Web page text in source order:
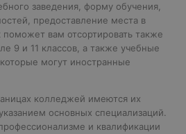
заведения, форму обучения,
предоставление места в
вам отсортировать также
9 и 11 классов, а также учебные
могут иностранные
колледжей имеются их
основных специализаций.
и квалификации